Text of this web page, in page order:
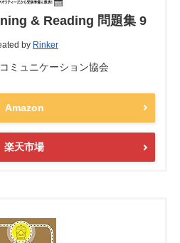
& Reading 問題集 9
by Rinker
ミュニケーション協会
Amazon
楽天市場